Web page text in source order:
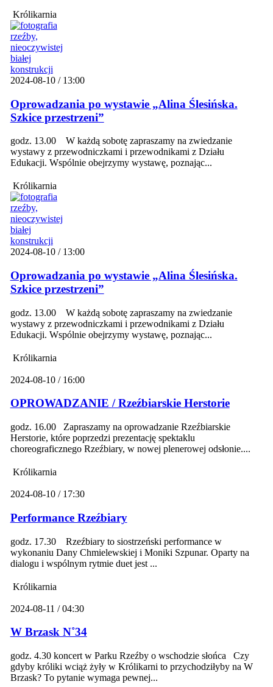
Królikarnia
2024-08-10 / 13:00
Oprowadzania po wystawie „Alina Ślesińska.
Szkice przestrzeni”
godz. 13.00 W każdą sobotę zapraszamy na zwiedzanie
wystawy z przewodniczkami i przewodnikami z Działu
Edukacji. Wspólnie obejrzymy wystawę, poznając...
Królikarnia
2024-08-10 / 13:00
Oprowadzania po wystawie „Alina Ślesińska.
Szkice przestrzeni”
godz. 13.00 W każdą sobotę zapraszamy na zwiedzanie
wystawy z przewodniczkami i przewodnikami z Działu
Edukacji. Wspólnie obejrzymy wystawę, poznając...
Królikarnia
2024-08-10 / 16:00
OPROWADZANIE / Rzeźbiarskie Herstorie
godz. 16.00 Zapraszamy na oprowadzanie Rzeźbiarskie
Herstorie, które poprzedzi prezentację spektaklu
choreograficznego Rzeźbiary, w nowej plenerowej odsłonie....
Królikarnia
2024-08-10 / 17:30
Performance Rzeźbiary
godz. 17.30 Rzeźbiary to siostrzeński performance w
wykonaniu Dany Chmielewskiej i Moniki Szpunar. Oparty na
dialogu i wspólnym rytmie duet jest ...
Królikarnia
2024-08-11 / 04:30
W Brzask N˚34
godz. 4.30 koncert w Parku Rzeźby o wschodzie słońca Czy
gdyby króliki wciąż żyły w Królikarni to przychodziłyby na W
Brzask? To pytanie wymaga pewnej...